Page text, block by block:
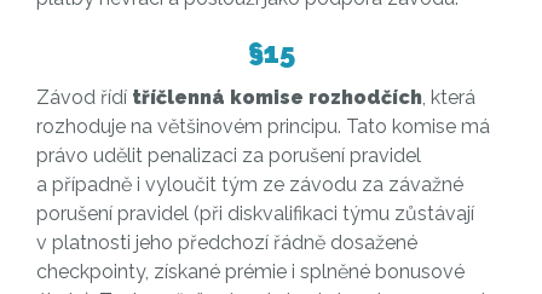
§15
Závod řídí tříčlenná komise rozhodčích, která
rozhoduje na většinovém principu. Tato komise má
právo udělit penalizaci za porušení pravidel
a případně i vyloučit tým ze závodu za závažné
porušení pravidel (při diskvalifikaci týmu zůstávají
v platnosti jeho předchozí řádně dosažené
checkpointy, získané prémie i splněné bonusové